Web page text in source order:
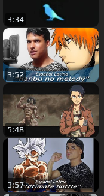
3:34
3:52
5:48
3:57